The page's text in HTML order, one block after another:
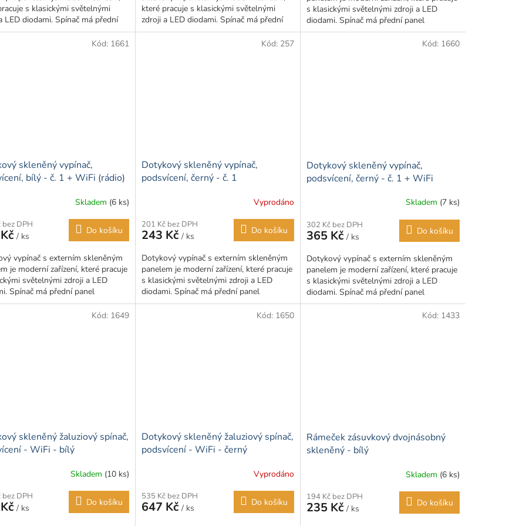
s klasickými světelnými
LED diodami. Spínač má přední
ze skla, což...
které pracuje s klasickými světelnými
zdroji a LED diodami. Spínač má přední
panel vyrobený ze skla, což...
hvězdiček.
s klasickými světelnými zdroji a LED
diodami. Spínač má přední panel
vyrobený ze skla, což...
skleněný vypínač,
bílý - č. 1 + WiFi (rádio)
Skladem (6 ks)
bez DPH
/ ks
Do košíku
vypínač s externím skleněným
je moderní zařízení, které pracuje
světelnými zdroji a LED
Spínač má přední panel
ze skla, což...
Kód: 1661
Dotykový skleněný vypínač,
podsvícení, černý - č. 1
produktu
je
z
5
hvězdiček.
Vyprodáno
201 Kč bez DPH
243 Kč / ks
Do košíku
Dotykový vypínač s externím skleněným
panelem je moderní zařízení, které pracuje
s klasickými světelnými zdroji a LED
diodami. Spínač má přední panel
vyrobený ze skla, což...
Kód: 257
Dotykový skleněný vypínač,
podsvícení, černý - č. 1 + WiFi
produktu
je
z
5
hvězdiček.
Skladem (7 ks)
302 Kč bez DPH
365 Kč / ks
Do košíku
Dotykový vypínač s externím skleněným
panelem je moderní zařízení, které pracuje
s klasickými světelnými zdroji a LED
diodami. Spínač má přední panel
vyrobený ze skla, což...
Kód: 1660
skleněný žaluziový spínač,
- WiFi - bílý
Skladem (10 ks)
bez DPH
/ ks
Do košíku
Kód: 1649
Dotykový skleněný žaluziový spínač,
podsvícení - WiFi - černý
Vyprodáno
535 Kč bez DPH
647 Kč / ks
Do košíku
Kód: 1650
Rámeček zásuvkový dvojnásobný
skleněný - bílý
produktu
je
Skladem (6 ks)
194 Kč bez DPH
235 Kč / ks
Do košíku
Kód: 1433